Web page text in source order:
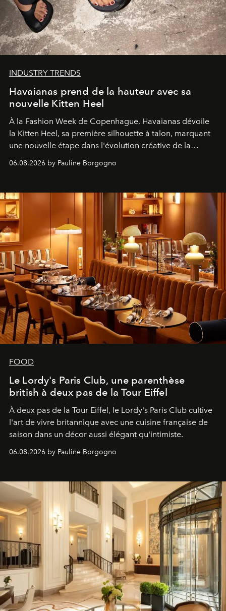
INDUSTRY TRENDS
Havaianas prend de la hauteur avec sa
nouvelle Kitten Heel
À la Fashion Week de Copenhague, Havaianas dévoile
la Kitten Heel, sa première silhouette à talon, marquant
une nouvelle étape dans l'évolution créative de la
06.08.2026 by Pauline Borgogno
FOOD
Le Lordy's Paris Club, une parenthèse
british à deux pas de la Tour Eiffel
À deux pas de la Tour Eiffel, le Lordy's Paris Club cultive
l'art de vivre britannique avec une cuisine française de
saison dans un décor aussi élégant qu'intimiste.
06.08.2026 by Pauline Borgogno